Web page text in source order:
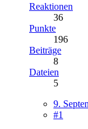
Reaktionen
36
Punkte
196
Beiträge
8
Dateien
5
9.
#1